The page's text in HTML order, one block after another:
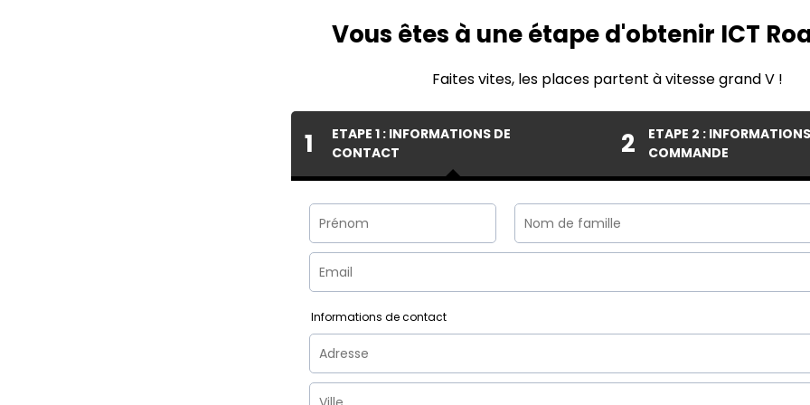
Vous êtes à une étape d'obtenir ICT
Faites vites, les places partent à vitesse grand V !
1
ETAPE 1 : INFORMATIONS DE
CONTACT
2
ETAPE 2 :
COMMANDE
Informations de contact